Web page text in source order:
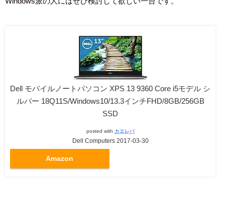
Dell モバイルノートパソコン XPS 13 9360 Core i5モデル シ
ルバー 18Q11S/Windows10/13.3インチFHD/8GB/256GB
SSD
posted with カエレバ
Dell Computers 2017-03-30
Amazon